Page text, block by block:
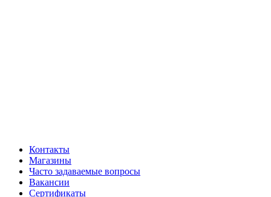
Контакты
Магазины
Часто задаваемые вопросы
Вакансии
Сертификаты